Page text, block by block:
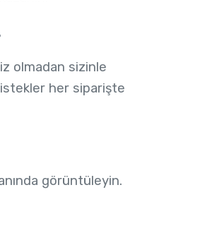
olmadan sizinle
her siparişte
görüntüleyin.